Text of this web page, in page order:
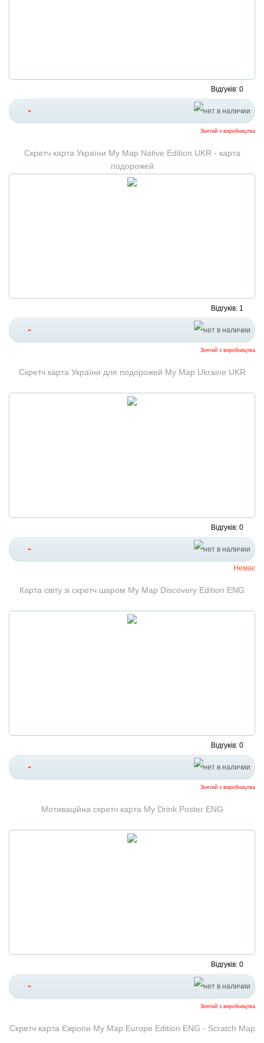
Відгуків: 0
-
Знятий з виробництва
Скретч карта України My Map Native Edition UKR - карта
подорожей
Відгуків: 1
-
Знятий з виробництва
Скретч карта України для подорожей My Map Ukraine UKR
Відгуків: 0
-
Немає
Карта світу зі скретч шаром My Map Discovery Edition ENG
Відгуків: 0
-
Знятий з виробництва
Мотиваційна скретч карта My Drink Poster ENG
Відгуків: 0
-
Знятий з виробництва
Скретч карта Європи My Map Europe Edition ENG - Scratch Map